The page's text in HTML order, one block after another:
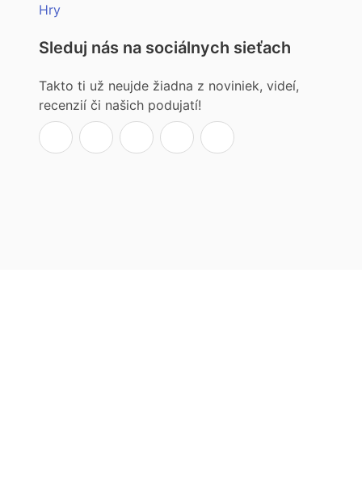
Hry
Sleduj nás na sociálnych sieťach
Takto ti už neujde žiadna z noviniek, videí,
recenzií či našich podujatí!